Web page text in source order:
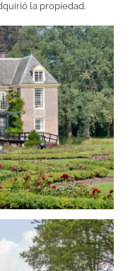
la propiedad.